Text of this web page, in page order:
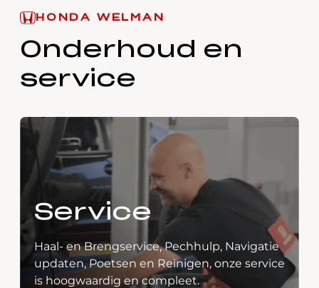
HONDA WELMAN
Onderhoud en
service
Service
Haal- en Brengservice, Pechhulp, Navigatie
updaten, Poetsen en Reinigen, onze service
is hoogwaardig en compleet.